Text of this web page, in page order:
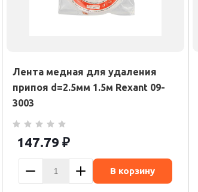
Лента медная для удаления
припоя d=2.5мм 1.5м Rexant 09-
3003
147.79 ₽
В корзину